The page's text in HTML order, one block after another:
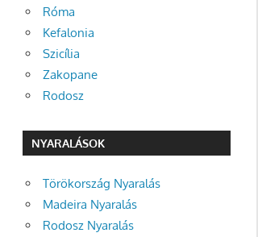
Róma
Kefalonia
Szicília
Zakopane
Rodosz
NYARALÁSOK
Törökország Nyaralás
Madeira Nyaralás
Rodosz Nyaralás